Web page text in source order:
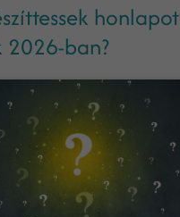
honlapot
ban?